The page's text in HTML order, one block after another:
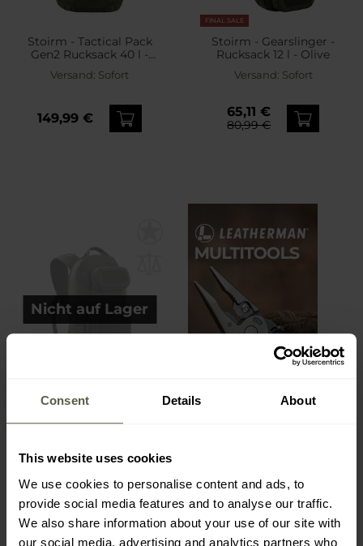
Consent Details About
This website uses cookies
We use cookies to personalise content and ads, to
provide social media features and to analyse our traffic.
We also share information about your use of our site with
our social media, advertising and analytics partners who
Stoirm - Tactical Pack
Gen2 Rucksack 40 l -
Ranger Green
Versand: Sofort
149,99 €
FINAL SALE
Stoirm - Gearslinger -
Rucksack 12 l - Olive
Versand: Sofort
65,11 €
80,99 €
Nicht auf Lager
Stoirm - Gearslinger -
65,11 €
80,99 €